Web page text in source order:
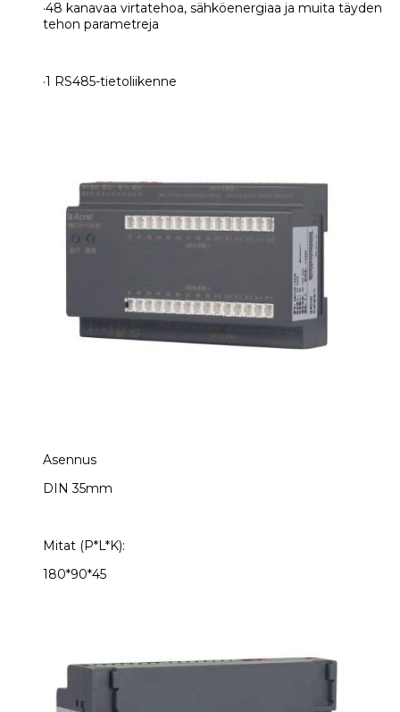
·48 kanavaa virtatehoa, sähköenergiaa ja muita täyden
tehon parametreja
·1 RS485-tietoliikenne
Asennus
DIN 35mm
Mitat (P*L*K):
180*90*45